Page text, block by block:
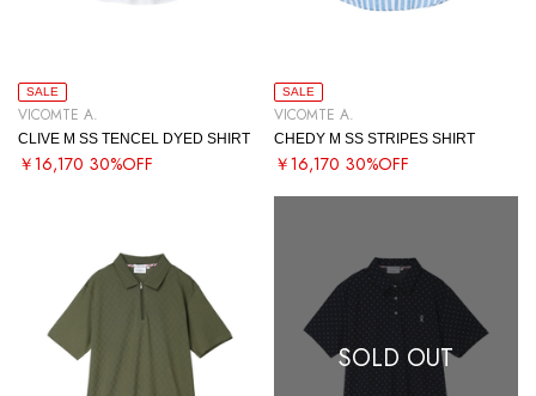
SALE
VICOMTE A.
CLIVE M SS TENCEL DYED SHIRT
￥16,170 30%OFF
SALE
VICOMTE A.
CHEDY M SS STRIPES SHIRT
￥16,170 30%OFF
SOLD OUT